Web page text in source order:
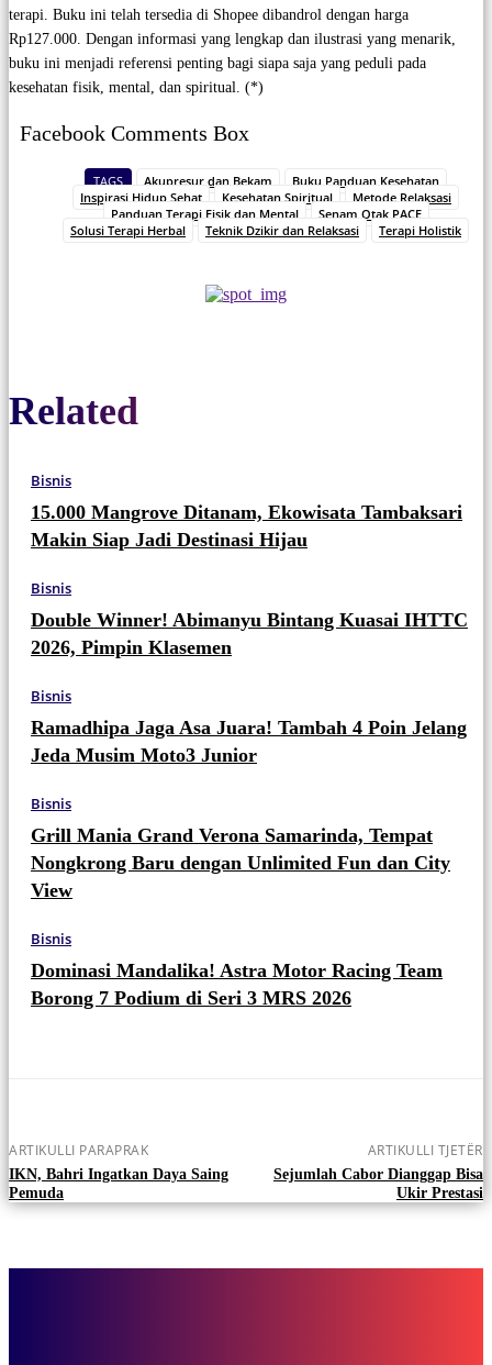
Related
Bisnis
15.000 Mangrove Ditanam, Ekowisata Tambaksari
Makin Siap Jadi Destinasi Hijau
Bisnis
Double Winner! Abimanyu Bintang Kuasai IHTTC
2026, Pimpin Klasemen
Bisnis
Ramadhipa Jaga Asa Juara! Tambah 4 Poin Jelang
Jeda Musim Moto3 Junior
Bisnis
Grill Mania Grand Verona Samarinda, Tempat
Nongkrong Baru dengan Unlimited Fun dan City
View
Bisnis
Dominasi Mandalika! Astra Motor Racing Team
Borong 7 Podium di Seri 3 MRS 2026
terapi. Buku ini telah tersedia di Shopee dibandrol dengan harga
Rp127.000. Dengan informasi yang lengkap dan ilustrasi yang menarik,
buku ini menjadi referensi penting bagi siapa saja yang peduli pada
kesehatan fisik, mental, dan spiritual. (*)
Facebook Comments Box
TAGS Akupresur dan Bekam
Buku Panduan Kesehatan
Inspirasi Hidup Sehat
Kesehatan Spiritual
Metode Relaksasi
Panduan Terapi Fisik dan Mental
Senam Otak PACE
Solusi Terapi Herbal
Teknik Dzikir dan Relaksasi Terapi Holistik
ARTIKULLI PARAPRAK
IKN, Bahri Ingatkan Daya Saing
Pemuda
ARTIKULLI TJETËR
Sejumlah Cabor Dianggap Bisa
Ukir Prestasi